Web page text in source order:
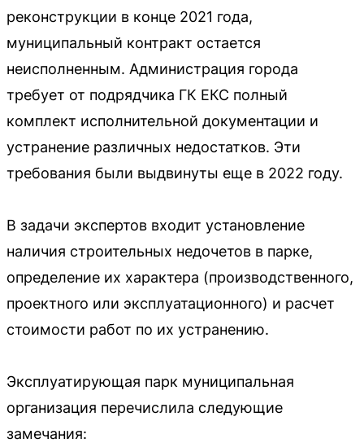
реконструкции в конце 2021 года,
муниципальный контракт остается
неисполненным. Администрация города
требует от подрядчика ГК ЕКС полный
комплект исполнительной документации и
устранение различных недостатков. Эти
требования были выдвинуты еще в 2022 году.
В задачи экспертов входит установление
наличия строительных недочетов в парке,
определение их характера (производственного,
проектного или эксплуатационного) и расчет
стоимости работ по их устранению.
Эксплуатирующая парк муниципальная
организация перечислила следующие
замечания: